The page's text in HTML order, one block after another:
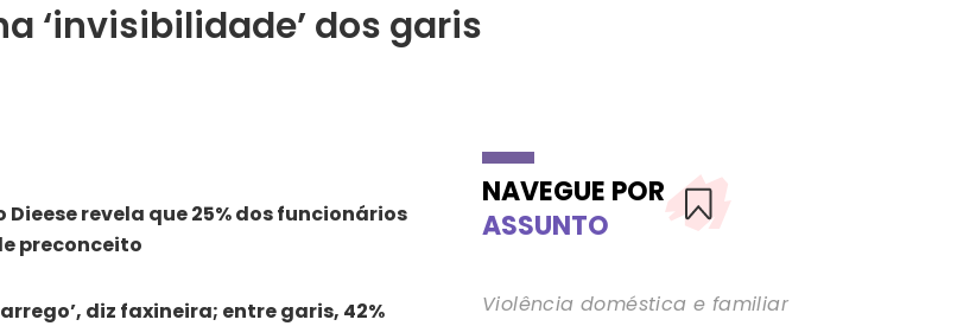
‘invisibilidade’ dos garis
Dieese revela que 25% dos funcionários
preconceito
diz faxineira; entre garis, 42%
NAVEGUE POR
ASSUNTO
Violência doméstica e familiar